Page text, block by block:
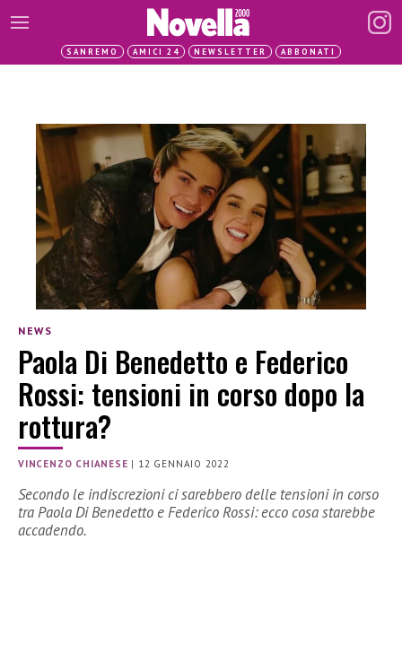
SANREMO AMICI 24 NEWSLETTER ABBONATI
NEWS
Paola Di Benedetto e Federico
Rossi: tensioni in corso dopo la
rottura?
VINCENZO CHIANESE | 12 GENNAIO 2022
Secondo le indiscrezioni ci sarebbero delle tensioni in corso
tra Paola Di Benedetto e Federico Rossi: ecco cosa starebbe
accadendo.